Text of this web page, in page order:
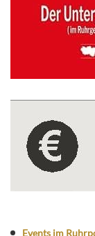
Events im